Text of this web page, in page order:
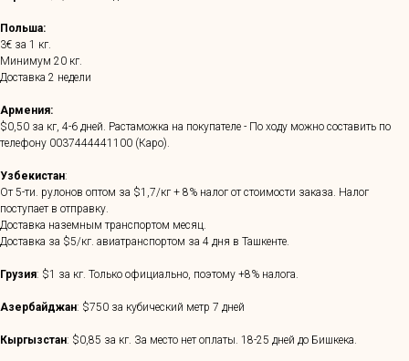
Польша:
3€ за 1 кг.
Минимум 20 кг.
Доставка 2 недели
Армения:
$0,50 за кг, 4-6 дней. Растаможка на покупателе - По ходу можно составить по
телефону 0037444441100 (Каро).
Узбекистан:
От 5-ти. рулонов оптом за $1,7/кг + 8% налог от стоимости заказа. Налог
поступает в отправку.
Доставка наземным транспортом месяц.
Доставка за $5/кг. авиатранспортом за 4 дня в Ташкенте.
Грузия: $1 за кг. Только официально, поэтому +8% налога.
Азербайджан: $750 за кубический метр 7 дней
Кыргызстан: $0,85 за кг. За место нет оплаты. 18-25 дней до Бишкека.